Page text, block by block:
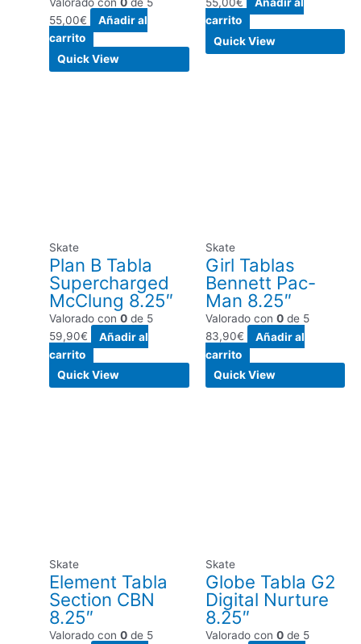
55,00€
Añadir al
carrito
Quick View
carrito
Quick View
Skate
Plan B Tabla
Supercharged
McClung 8.25″
Valorado con0 de 5
59,90€
Añadir al
carrito
Quick View
Skate
Girl Tablas
Bennett Pac-
Man 8.25″
Valorado con 0de 5
83,90€
Añadir al
carrito
Quick View
Skate
Element Tabla
Section CBN
8.25″
Valorado con0 de 5
Skate
Globe Tabla G2
Digital Nurture
8.25″
Valorado con 0de 5